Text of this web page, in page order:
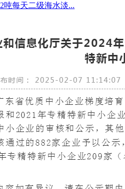
吨每天二级海水淡...